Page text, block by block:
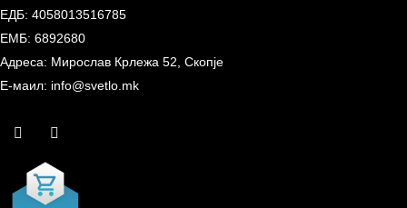
ЕДБ: 4058013516785
ЕМБ: 6892680
Адреса: Мирослав Крлежа 52, Скопје
Е-маил: info@svetlo.mk